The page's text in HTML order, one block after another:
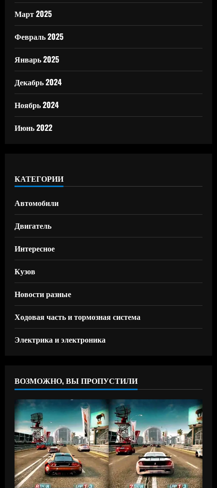
Март 2025
Февраль 2025
Январь 2025
Декабрь 2024
Ноябрь 2024
Июнь 2022
КАТЕГОРИИ
Автомобили
Двигатель
Интересное
Кузов
Новости разные
Ходовая часть и тормозная система
Электрика и электроника
ВОЗМОЖНО, ВЫ ПРОПУСТИЛИ